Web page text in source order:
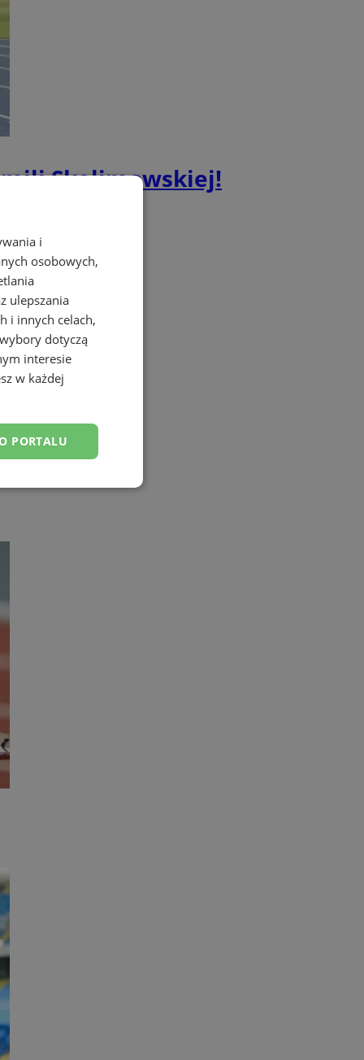
Skolimowskiej!
i
osobowych,
ulepszania
i innych celach,
dotyczą
interesie
w każdej
PORTALU
użytkownika i
sesji.
sesji.
sesji.
internetowej,
obsługuje
optymalizacji
przechowywania
do usług
czy użytkownik
lub reklamy.
o zgodzie
dotyczących
z witryny.
prywatności
przestrzeganie